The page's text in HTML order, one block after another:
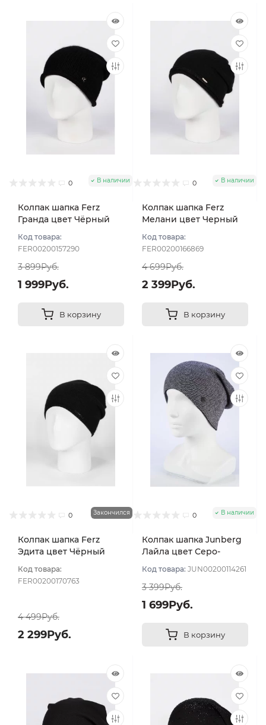
0 В наличии
Колпак шапка Ferz
Гранда цвет Чёрный
Код товара:
FER00200157290
3 899Руб.
1 999Руб.
В корзину
0 В наличии
Колпак шапка Ferz
Мелани цвет Черный
Код товара:
FER00200166869
4 699Руб.
2 399Руб.
В корзину
0 Закончился
Колпак шапка Ferz
Эдита цвет Чёрный
Код товара:
FER00200170763
4 499Руб.
2 299Руб.
0 В наличии
Колпак шапка Junberg
Лайла цвет Серо-
Код товара: JUN00200114261
3 399Руб.
1 699Руб.
В корзину